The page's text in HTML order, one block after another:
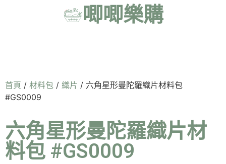
唧唧樂購
首頁 / 材料包 / 織片 / 六角星形曼陀羅織片材料包
#GS0009
六角星形曼陀羅織片材
料包 #GS0009